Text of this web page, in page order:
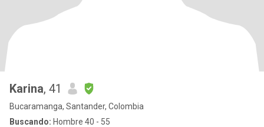
Karina, 41
Bucaramanga, Santander, Colombia
Buscando: Hombre 40 - 55